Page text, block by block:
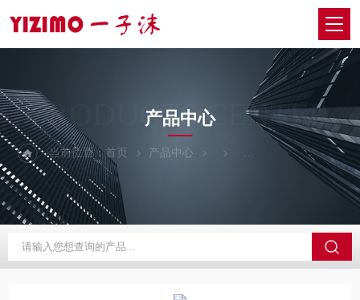
PRODUCTS CENTER
产品中心
当前位置：首页 产品中心 日本SIGMAKOKI西格玛